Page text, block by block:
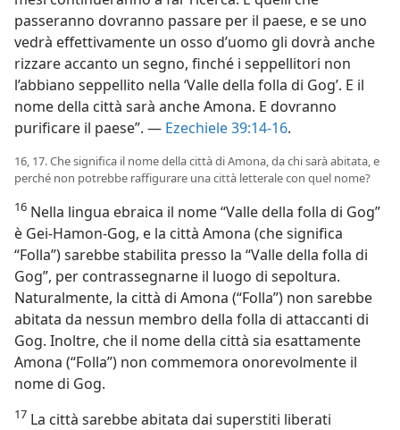
passeranno dovranno passare per il paese, e se uno
vedrà effettivamente un osso d’uomo gli dovrà anche
rizzare accanto un segno, finché i seppellitori non
l’abbiano seppellito nella ‘Valle della folla di Gog’. E il
nome della città sarà anche Amona. E dovranno
purificare il paese”. — Ezechiele 39:14-16.
16, 17. Che significa il nome della città di Amona, da chi sarà abitata, e
perché non potrebbe raffigurare una città letterale con quel nome?
16 Nella lingua ebraica il nome “Valle della folla di Gog”
è Gei-Hamon-Gog, e la città Amona (che significa
“Folla”) sarebbe stabilita presso la “Valle della folla di
Gog”, per contrassegnarne il luogo di sepoltura.
Naturalmente, la città di Amona (“Folla”) non sarebbe
abitata da nessun membro della folla di attaccanti di
Gog. Inoltre, che il nome della città sia esattamente
Amona (“Folla”) non commemora onorevolmente il
nome di Gog.
17 La città sarebbe abitata dai superstiti liberati